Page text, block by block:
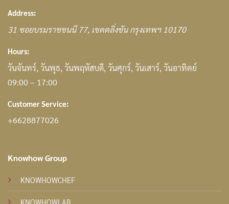
Address:
31 ซอยบรมราชชนนี 77, เขตตลิ่งชัน กรุงเทพฯ 10170
Hours:
วันจันทร์, วันพุธ, วันพฤหัสบดี, วันศุกร์, วันเสาร์, วันอาทิตย์
09:00 – 17:00
Customer Service:
+6628877026
Knowhow Group
KNOWHOWCHEF
KNOWHOWLAB